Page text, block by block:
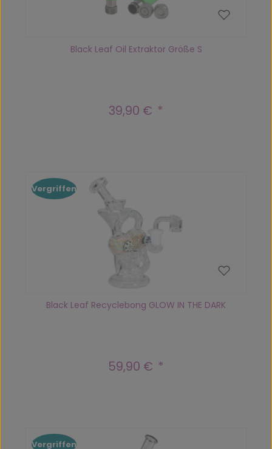
Black Leaf Oil Extraktor Größe S
Regulärer Preis:
39,90 €
Vergriffen
Black Leaf Recyclebong GLOW IN THE DARK
Regulärer Preis:
59,90 €
Vergriffen